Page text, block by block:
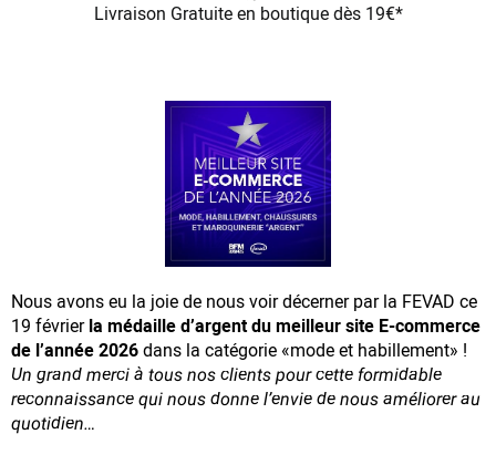
Livraison Gratuiteen boutique dès 19€*
Nous avons eu la joie de nous voir décerner par la FEVAD ce
19 févrierla médaille d’argent du meilleur site E-commerce
de l’année 2026dans la catégorie «mode et habillement» !
Un grand merci à tous nos clients pour cette formidable
reconnaissancequi nous donne l’envie de nous améliorer au
quotidien…